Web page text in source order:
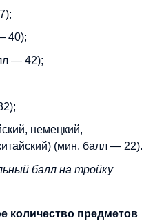
40);
— 42);
немецкий,
(мин. балл — 22).
балл на тройку
количество предметов